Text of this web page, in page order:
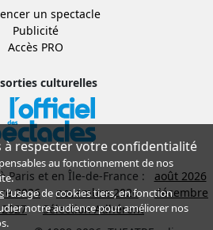
un spectacle
Publicité
Accès PRO
culturelles
Paris et en Île-de-France :
août 2026
2026 novembre 2026
décembre
Sélection Adhérent
à respecter votre confidentialité
au fonctionnement de nos
l’usage de cookies tiers, en fonction
notre audience pour améliorer nos